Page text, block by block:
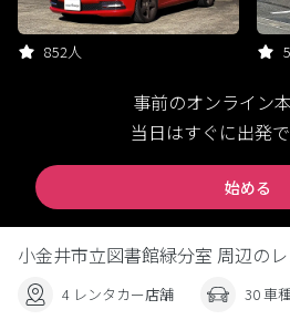
852人
事前のオンライン
当日はすぐに出発
始める
小金井市立図書館緑分室 周辺の
4 レンタカー店舗 30 車